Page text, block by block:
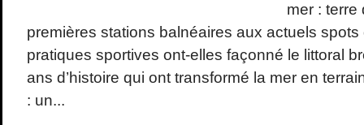
mer : terre
premières stations balnéaires aux actuels
pratiques sportives ont-elles façonné le littoral
ans d’histoire qui ont transformé la mer en
: un...